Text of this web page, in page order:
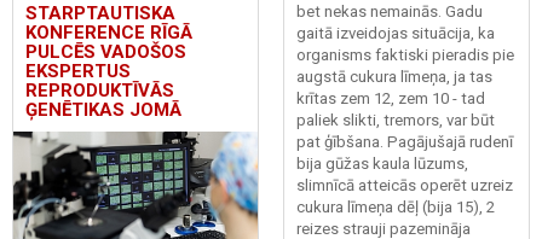
STARPTAUTISKA
KONFERENCE RĪGĀ
PULCĒS VADOŠOS
EKSPERTUS
REPRODUKTĪVĀS
ĢENĒTIKAS JOMĀ
bet nekas nemainās. Gadu
gaitā izveidojas situācija, ka
organisms faktiski pieradis pie
augstā cukura līmeņa, ja tas
krītas zem 12, zem 10 - tad
paliek slikti, tremors, var būt
pat ģībšana. Pagājušajā rudenī
bija gūžas kaula lūzums,
slimnīcā atteicās operēt uzreiz
cukura līmeņa dēļ (bija 15), 2
reizes strauji pazemināja